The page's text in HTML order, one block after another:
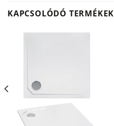
KAPCSOLÓDÓ TERMÉKEK